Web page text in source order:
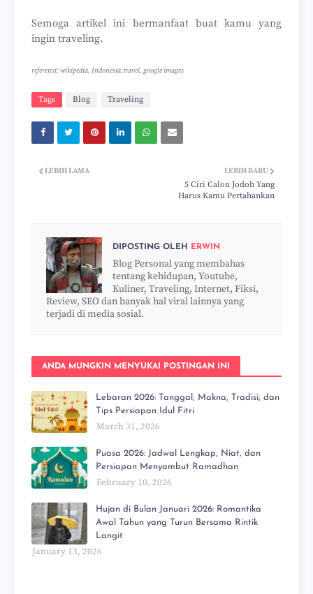
Semoga artikel ini bermanfaat buat kamu yang
ingin traveling.
referensi: wikipedia, Indonesia.travel, google images
Tags Blog Traveling
LEBIH BARU
5 Ciri Calon Jodoh Yang
Harus Kamu Pertahankan
LEBIH LAMA
DIPOSTING OLEH ERWIN
Blog Personal yang membahas
tentang kehidupan, Youtube,
Kuliner, Traveling, Internet, Fiksi,
Review, SEO dan banyak hal viral lainnya yang
terjadi di media sosial.
ANDA MUNGKIN MENYUKAI POSTINGAN INI
Lebaran 2026: Tanggal, Makna, Tradisi, dan
Tips Persiapan Idul Fitri
March 31, 2026
Puasa 2026: Jadwal Lengkap, Niat, dan
Persiapan Menyambut Ramadhan
February 10, 2026
Hujan di Bulan Januari 2026: Romantika
Awal Tahun yang Turun Bersama Rintik
Langit
January 13, 2026